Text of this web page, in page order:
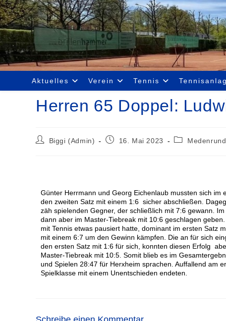
Aktuelles Verein Tennis
Herren 65 Doppel:
Biggi (Admin) 16. Mai 2023
Günter Herrmann und Georg Eichenlaub mussten sich
den zweiten Satz mit einem 1:6 sicher abschließen.
zäh spielenden Gegner, der schließlich mit 7:6 gewann.
dann aber im Master-Tiebreak mit 10:6 geschlagen
mit Tennis etwas pausiert hatte, dominant im ersten Satz
mit einem 6:7 um den Gewinn kämpfen. Die an für sich
den ersten Satz mit 1:6 für sich, konnten diesen Erfolg
Master-Tiebreak mit 10:5. Somit blieb es im
und Spielen 28:47 für Herxheim sprachen. Auffallend am
Spielklasse mit einem Unentschieden endeten.